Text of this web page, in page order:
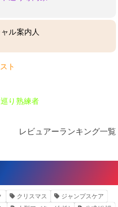
ル案内人
ト
り熟練者
レビュアーランキング一覧
クリスマス
ジャンプスケア